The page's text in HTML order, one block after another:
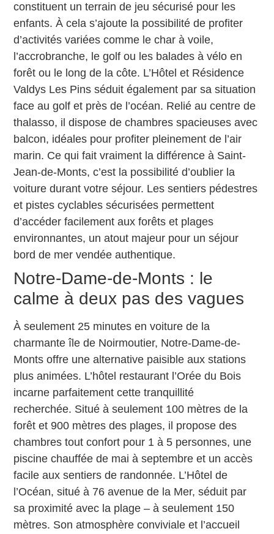
constituent un terrain de jeu sécurisé pour les
enfants. À cela s’ajoute la possibilité de profiter
d’activités variées comme le char à voile,
l’accrobranche, le golf ou les balades à vélo en
forêt ou le long de la côte. L’Hôtel et Résidence
Valdys Les Pins séduit également par sa situation
face au golf et près de l’océan. Relié au centre de
thalasso, il dispose de chambres spacieuses avec
balcon, idéales pour profiter pleinement de l’air
marin. Ce qui fait vraiment la différence à Saint-
Jean-de-Monts, c’est la possibilité d’oublier la
voiture durant votre séjour. Les sentiers pédestres
et pistes cyclables sécurisées permettent
d’accéder facilement aux forêts et plages
environnantes, un atout majeur pour un séjour
bord de mer vendée authentique.
Notre-Dame-de-Monts : le
calme à deux pas des vagues
À seulement 25 minutes en voiture de la
charmante île de Noirmoutier, Notre-Dame-de-
Monts offre une alternative paisible aux stations
plus animées. L’hôtel restaurant l’Orée du Bois
incarne parfaitement cette tranquillité
recherchée. Situé à seulement 100 mètres de la
forêt et 900 mètres des plages, il propose des
chambres tout confort pour 1 à 5 personnes, une
piscine chauffée de mai à septembre et un accès
facile aux sentiers de randonnée. L’Hôtel de
l’Océan, situé à 76 avenue de la Mer, séduit par
sa proximité avec la plage – à seulement 150
mètres. Son atmosphère conviviale et l’accueil